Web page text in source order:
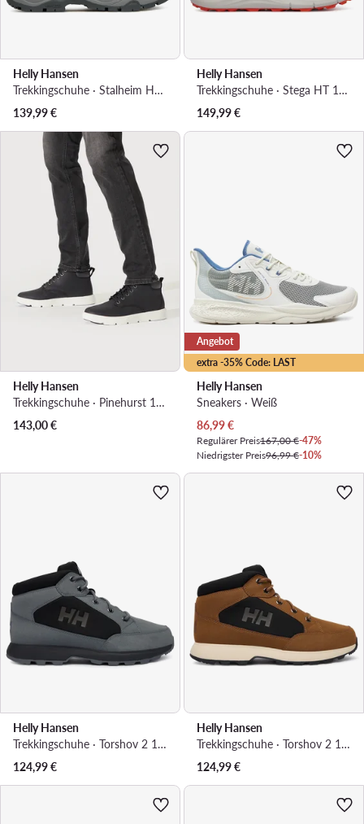
Helly Hansen
Trekkingschuhe · Stalheim HT 11849_322 · Orange
139,99€
Helly Hansen
Trekkingschuhe · Stega HT 11976_300 · Orange
149,99€
Helly Hansen
Trekkingschuhe · Pinehurst 11738_990 · Schwarz
143,00€
extra -35% Code: LAST
Angebot
Helly Hansen
Sneakers · Weiß
Aktueller Preis
86,99€
Regulärer Preis167,00 €-47%
Niedrigster Preis96,99 €-10%
Helly Hansen
Trekkingschuhe · Torshov 2 12040_964 · Grau
124,99€
Helly Hansen
Trekkingschuhe · Torshov 2 12040_715 · Braun
124,99€